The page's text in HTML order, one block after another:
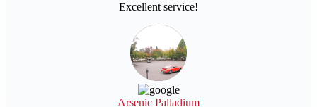
Excellent service!
Arsenic Palladium